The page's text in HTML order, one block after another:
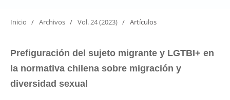
Inicio / Archivos / Vol. 24 (2023) / Artículos
Prefiguración del sujeto migrante y LGTBI+ en
la normativa chilena sobre migración y
diversidad sexual